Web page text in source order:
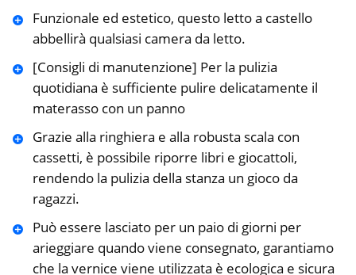
Funzionale ed estetico, questo letto a castello
abbellirà qualsiasi camera da letto.
[Consigli di manutenzione] Per la pulizia
quotidiana è sufficiente pulire delicatamente il
materasso con un panno
Grazie alla ringhiera e alla robusta scala con
cassetti, è possibile riporre libri e giocattoli,
rendendo la pulizia della stanza un gioco da
ragazzi.
Può essere lasciato per un paio di giorni per
arieggiare quando viene consegnato, garantiamo
che la vernice viene utilizzata è ecologica e sicura